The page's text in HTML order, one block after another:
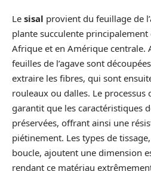
Le sisal provient du feuillage de
plante succulente
Afrique et en Amérique centrale.
feuilles de l’agave sont
extraire les fibres, qui sont
rouleaux ou dalles. Le
garantit que les caractéristiques
préservées, offrant ainsi une
piétinement. Les types de
boucle, ajoutent une dimension
rendant ce matériau